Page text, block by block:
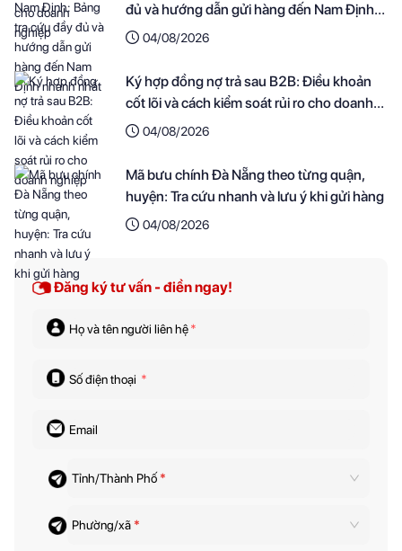
đủ và hướng dẫn gửi hàng đến Nam Định
nhanh nhất
04/08/2026
Ký hợp đồng nợ trả sau B2B: Điều khoản
cốt lõi và cách kiểm soát rủi ro cho doanh
nghiệp
04/08/2026
Mã bưu chính Đà Nẵng theo từng quận,
huyện: Tra cứu nhanh và lưu ý khi gửi hàng
04/08/2026
Đăng ký tư vấn - điền ngay!
Họ và tên người liên hệ*
Số điện thoại *
Email
Tỉnh/Thành Phố *
Phường/xã *